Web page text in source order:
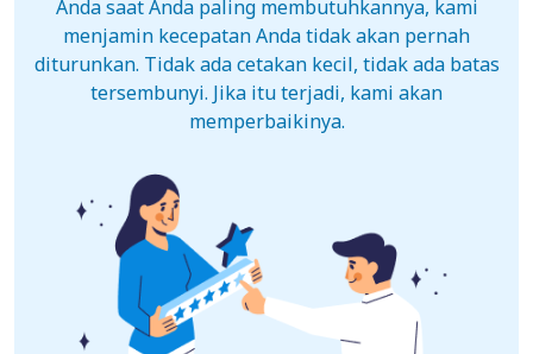
Anda saat Anda paling membutuhkannya, kami
menjamin kecepatan Anda tidak akan pernah
diturunkan. Tidak ada cetakan kecil, tidak ada batas
tersembunyi. Jika itu terjadi, kami akan
memperbaikinya.